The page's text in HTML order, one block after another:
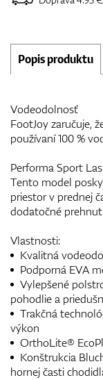
Popis produktu
Vodeodolnosť
FootJoy zaručuje,
používaní 100 %
Performa Sport
Tento model
priestor v prednej
dodatočné
Vlastnosti:
Kvalitná
Podporná EVA
Vylepšené
pohodlie a
Trakčná
výkon
OrthoLite®
Konštrukcia
hornej časti